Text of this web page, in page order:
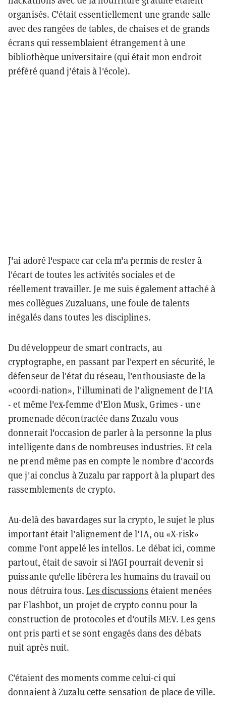
organisés. C'était essentiellement une grande salle
avec des rangées de tables, de chaises et de grands
écrans qui ressemblaient étrangement à une
bibliothèque universitaire (qui était mon endroit
préféré quand j'étais à l'école).
J'ai adoré l'espace car cela m'a permis de rester à
l'écart de toutes les activités sociales et de
réellement travailler. Je me suis également attaché à
mes collègues Zuzaluans, une foule de talents
inégalés dans toutes les disciplines.
Du développeur de smart contracts, au
cryptographe, en passant par l'expert en sécurité, le
défenseur de l'état du réseau, l'enthousiaste de la
«coordi-nation», l'illuminati de l'alignement de l'IA
- et même l'ex-femme d'Elon Musk, Grimes - une
promenade décontractée dans Zuzalu vous
donnerait l'occasion de parler à la personne la plus
intelligente dans de nombreuses industries. Et cela
ne prend même pas en compte le nombre d'accords
que j'ai conclus à Zuzalu par rapport à la plupart des
rassemblements de crypto.
Au-delà des bavardages sur la crypto, le sujet le plus
important était l'alignement de l'IA, ou «X-risk»
comme l'ont appelé les intellos. Le débat ici, comme
partout, était de savoir si l'AGI pourrait devenir si
puissante qu'elle libérera les humains du travail ou
nous détruira tous. Les discussions étaient menées
par Flashbot, un projet de crypto connu pour la
construction de protocoles et d'outils MEV. Les gens
ont pris parti et se sont engagés dans des débats
nuit après nuit.
C'étaient des moments comme celui-ci qui
donnaient à Zuzalu cette sensation de place de ville.